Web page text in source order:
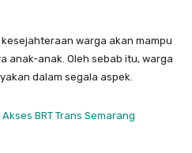
warga akan mampu
anak-anak. Oleh sebab itu, warga
dalam segala aspek.
BRT Trans Semarang